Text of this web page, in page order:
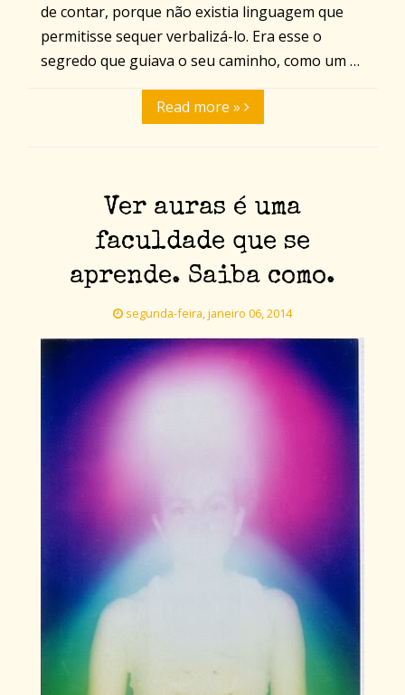
de contar, porque não existia linguagem que
permitisse sequer verbalizá-lo. Era esse o
segredo que guiava o seu caminho, como um …
Read more »
Ver auras é uma
faculdade que se
aprende. Saiba como.
segunda-feira, janeiro 06, 2014